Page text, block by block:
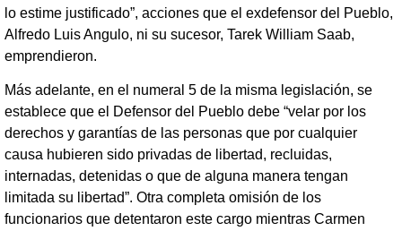
lo estime justificado”, acciones que el exdefensor del Pueblo,
Alfredo Luis Angulo, ni su sucesor, Tarek William Saab,
emprendieron.
Más adelante, en el numeral 5 de la misma legislación, se
establece que el Defensor del Pueblo debe “velar por los
derechos y garantías de las personas que por cualquier
causa hubieren sido privadas de libertad, recluidas,
internadas, detenidas o que de alguna manera tengan
limitada su libertad”. Otra completa omisión de los
funcionarios que detentaron este cargo mientras Carmen